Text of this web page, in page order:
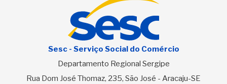
Sesc - Serviço Social do Comércio
Departamento Regional Sergipe
Rua Dom José Thomaz, 235, São José - Aracaju-SE